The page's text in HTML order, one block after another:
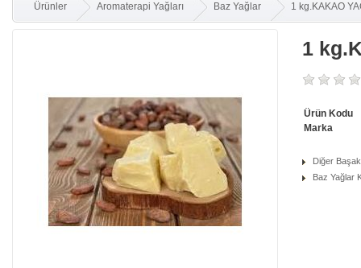
Ürünler Aromaterapi Yağları Baz Yağlar 1 kg.KAKAO
1
Ürün Kodu
Marka
Diğer
Baz Yağlar